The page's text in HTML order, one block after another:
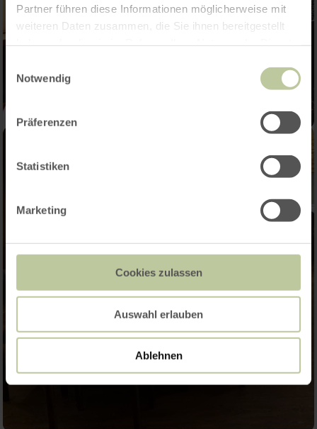
Partner führen diese Informationen möglicherweise mit
weiteren Daten zusammen, die Sie ihnen bereitgestellt
Notwendig
Präferenzen
Statistiken
Marketing
Cookies zulassen
Auswahl erlauben
Ablehnen